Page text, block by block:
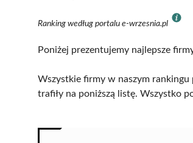
Ranking według portalu e-wrzesnia.pl
Poniżej prezentujemy najlepsze
Wszystkie firmy w naszym
trafiły na poniższą listę. Wszystko